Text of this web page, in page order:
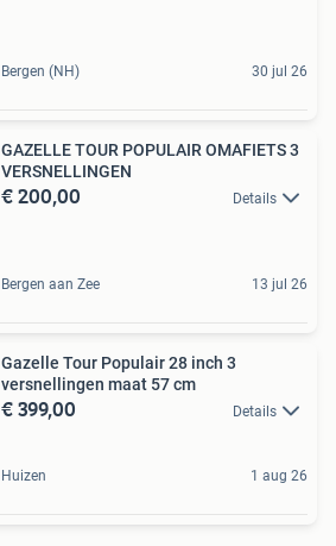
Bergen (NH) 30 jul 26
GAZELLE TOUR POPULAIR OMAFIETS 3
VERSNELLINGEN
€ 200,00 Details
Bergen aan Zee 13 jul 26
Gazelle Tour Populair 28 inch 3
versnellingen maat 57 cm
€ 399,00 Details
Huizen 1 aug 26